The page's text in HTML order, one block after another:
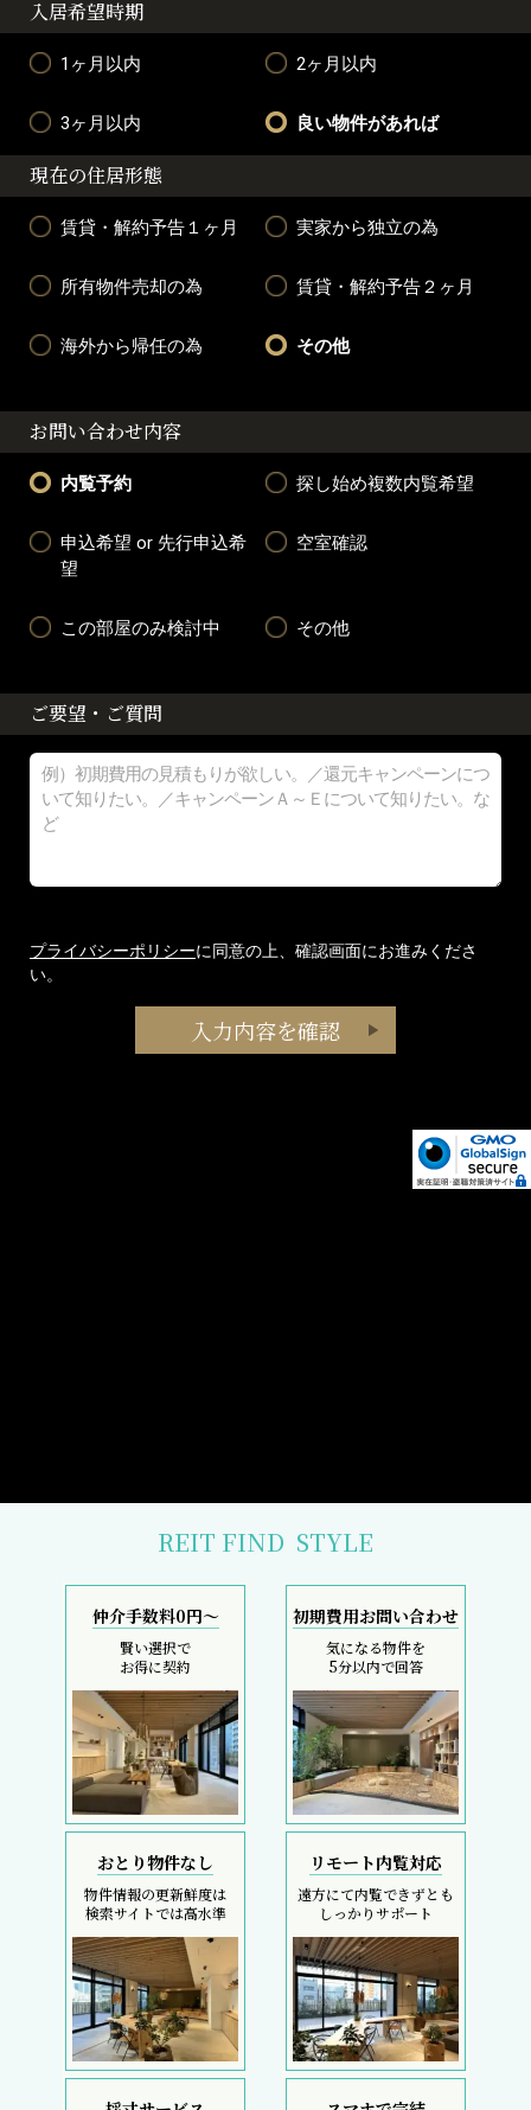
入居希望時期
1ヶ月以内 2ヶ月以内
3ヶ月以内 良い物件があれば
現在の住居形態
賃貸・解約予告１ヶ月 実家から独立の為
所有物件売却の為 賃貸・解約予告２ヶ月
海外から帰任の為 その他
お問い合わせ内容
内覧予約 探し始め複数内覧希望
申込希望 or 先行申込希
望
空室確認
この部屋のみ検討中 その他
ご要望・ご質問
プライバシーポリシーに同意の上、確認画面にお進みくださ
い。
REIT FIND STYLE
仲介手数料0円～
賢い選択で
お得に契約
初期費用お問い合わせ
気になる物件を
5分以内で回答
おとり物件なし
物件情報の更新鮮度は
検索サイトでは高水準
リモート内覧対応
遠方にて内覧できずとも
しっかりサポート